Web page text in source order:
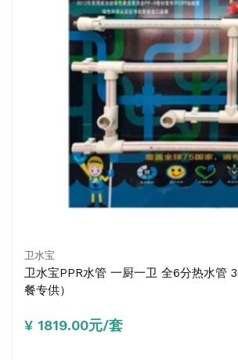
卫水宝
卫水宝PPR水管 一厨一卫 全6分热水管
餐专供）
¥ 1819.00元/套